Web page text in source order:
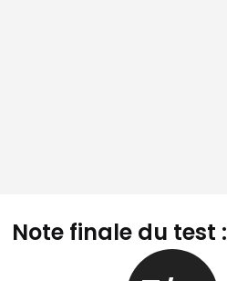
Note finale du test :